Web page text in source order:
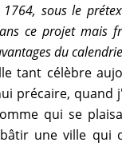
sous le
ce projet mais
du
tant célèbre
précaire, quand
qui se
une ville qui